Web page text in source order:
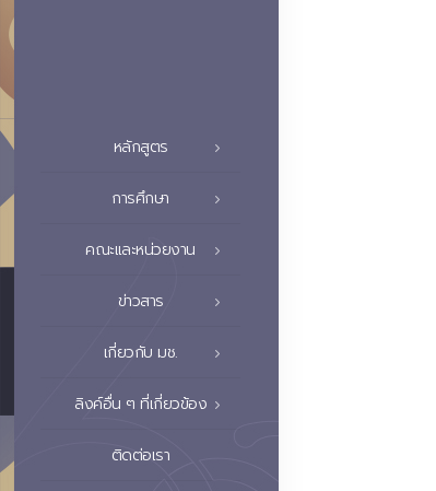
หลักสูตร
การศึกษา
คณะและหน่วยงาน
ข่าวสาร
เกี่ยวกับ มช.
ลิงค์อื่น ๆ ที่เกี่ยวข้อง
ติดต่อเรา